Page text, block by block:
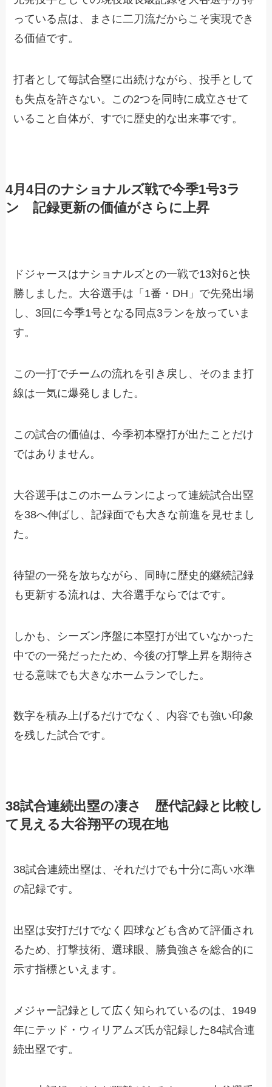
っている点は、まさに二刀流だからこそ実現でき
る価値です。
打者として毎試合塁に出続けながら、投手として
も失点を許さない。この2つを同時に成立させて
いること自体が、すでに歴史的な出来事です。
4月4日のナショナルズ戦で今季1号3ラ
ン 記録更新の価値がさらに上昇
ドジャースはナショナルズとの一戦で13対6と快
勝しました。大谷選手は「1番・DH」で先発出場
し、3回に今季1号となる同点3ランを放っていま
す。
この一打でチームの流れを引き戻し、そのまま打
線は一気に爆発しました。
この試合の価値は、今季初本塁打が出たことだけ
ではありません。
大谷選手はこのホームランによって連続試合出塁
を38へ伸ばし、記録面でも大きな前進を見せまし
た。
待望の一発を放ちながら、同時に歴史的継続記録
も更新する流れは、大谷選手ならではです。
しかも、シーズン序盤に本塁打が出ていなかった
中での一発だったため、今後の打撃上昇を期待さ
せる意味でも大きなホームランでした。
数字を積み上げるだけでなく、内容でも強い印象
を残した試合です。
38試合連続出塁の凄さ 歴代記録と比較し
て見える大谷翔平の現在地
38試合連続出塁は、それだけでも十分に高い水準
の記録です。
出塁は安打だけでなく四球なども含めて評価され
るため、打撃技術、選球眼、勝負強さを総合的に
示す指標といえます。
メジャー記録として広く知られているのは、1949
年にテッド・ウィリアムズ氏が記録した84試合連
続出塁です。